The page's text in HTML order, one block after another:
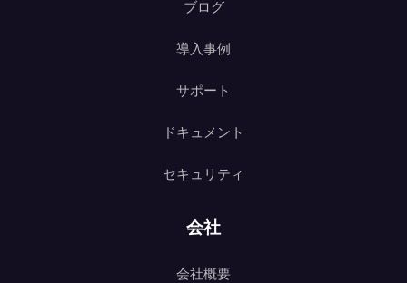
ブログ
導入事例
サポート
ドキュメント
セキュリティ
会社
会社概要